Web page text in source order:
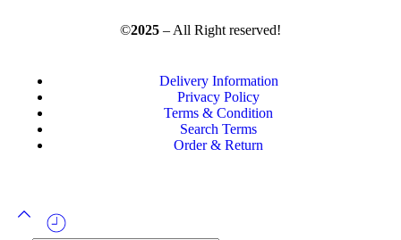
©2025 – All Right reserved!
Delivery Information
Privacy Policy
Terms & Condition
Search Terms
Order & Return